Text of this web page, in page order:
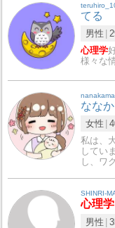
てる
男性
心理学
様々な
なな
女性
私は、
してい
し、ワ
SHINRI-
心理学
男性